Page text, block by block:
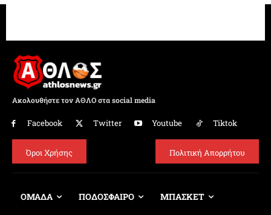
Ακολουθήστε τον ΑΘΛΟ στα social media
Facebook Twitter Youtube Tiktok
Όροι Χρήσης Πολιτική Απορρήτου
ΟΜΑΔΑ ΠΟΔΟΣΦΑΙΡΟ ΜΠΑΣΚΕΤ